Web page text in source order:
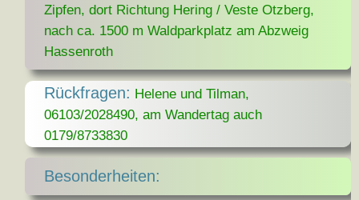
Zipfen, dort Richtung Hering / Veste Otzberg,
nach ca. 1500 m Waldparkplatz am Abzweig
Hassenroth
Rückfragen: Helene und Tilman,
06103/2028490, am Wandertag auch
0179/8733830
Besonderheiten: